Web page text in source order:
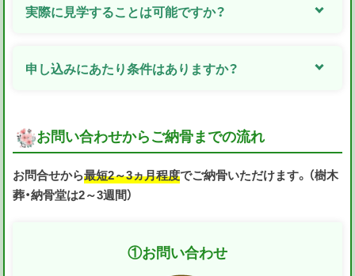
実際に見学することは可能ですか？
申し込みにあたり条件はありますか？
お問い合わせからご納骨までの流れ
お問合せから最短2～3ヵ月程度でご納骨いただけます。（樹木
葬・納骨堂は2～3週間）
①お問い合わせ